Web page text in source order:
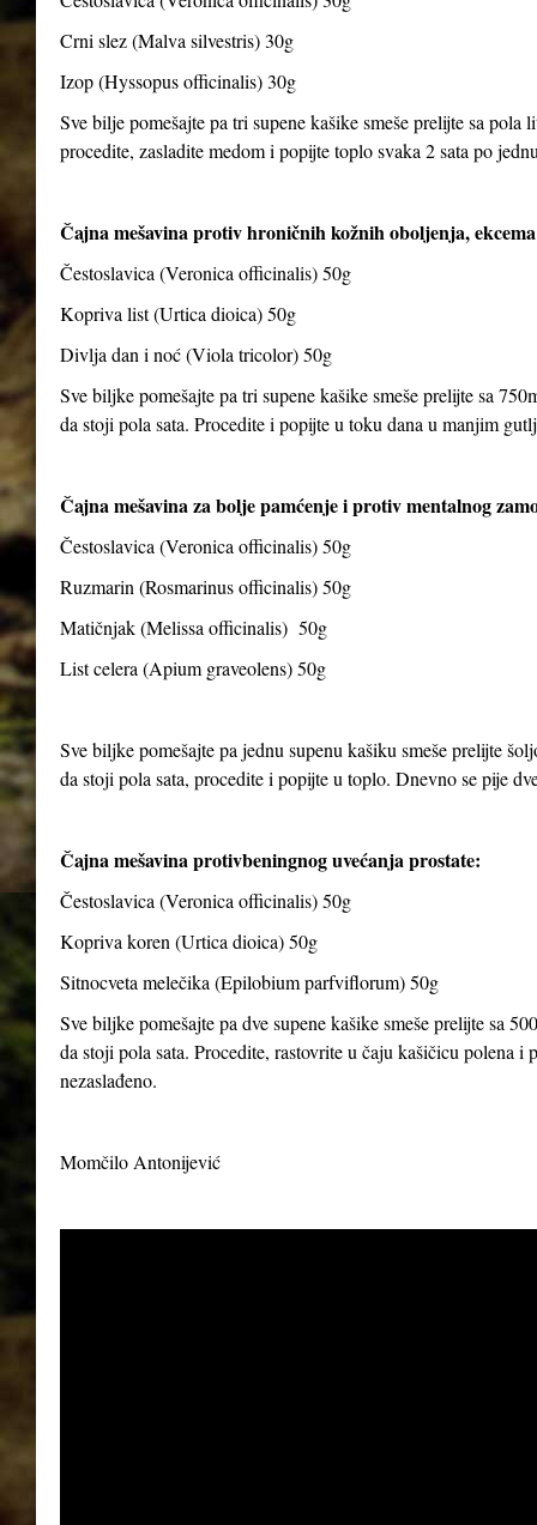
Crni slez (Malva silvestris) 30g
Izop (Hyssopus officinalis) 30g
Sve bilje pomešajte pa tri supene kašike smeše prelijte sa
procedite, zasladite medom i popijte toplo svaka 2 sata po
Čajna mešavina protiv hroničnih kožnih oboljenja,
Čestoslavica (Veronica officinalis) 50g
Kopriva list (Urtica dioica) 50g
Divlja dan i noć (Viola tricolor) 50g
Sve biljke pomešajte pa tri supene kašike smeše prelijte sa
da stoji pola sata. Procedite i popijte u toku dana u manjim
Čajna mešavina za bolje pamćenje i protiv mentalnog
Čestoslavica (Veronica officinalis) 50g
Ruzmarin (Rosmarinus officinalis) 50g
Matičnjak (Melissa officinalis) 50g
List celera (Apium graveolens) 50g
Sve biljke pomešajte pa jednu supenu kašiku smeše prelijte
da stoji pola sata, procedite i popijte u toplo. Dnevno se pije
Čajna mešavina protivbeningnog uvećanja prostate:
Čestoslavica (Veronica officinalis) 50g
Kopriva koren (Urtica dioica) 50g
Sitnocveta melečika (Epilobium parfviflorum) 50g
Sve biljke pomešajte pa dve supene kašike smeše prelijte sa
da stoji pola sata. Procedite, rastovrite u čaju kašičicu polena
nezaslađeno.
Momčilo Antonijević